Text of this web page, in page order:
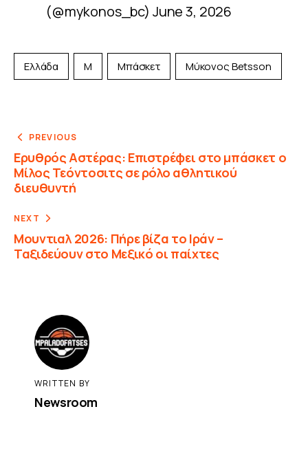
(@mykonos_bc) June 3, 2026
Ελλάδα Μ Μπάσκετ Μύκονος Betsson
PREVIOUS
Ερυθρός Αστέρας: Επιστρέφει στο μπάσκετ ο
Μίλος Τεόντοσιτς σε ρόλο αθλητικού
διευθυντή
NEXT
Μουντιαλ 2026: Πήρε βίζα το Ιράν –
Ταξιδεύουν στο Μεξικό οι παίχτες
WRITTEN BY
Newsroom